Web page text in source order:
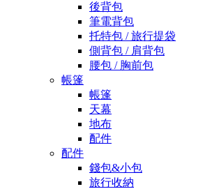
後背包
筆電背包
托特包 / 旅行提袋
側背包 / 肩背包
腰包 / 胸前包
帳篷
帳篷
天幕
地布
配件
配件
錢包&小包
旅行收納